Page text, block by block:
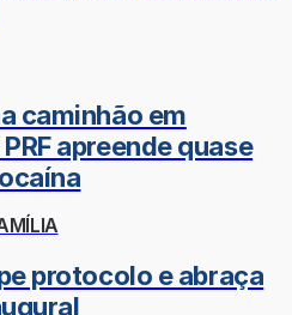
caminhão em
apreende quase
protocolo e abraça